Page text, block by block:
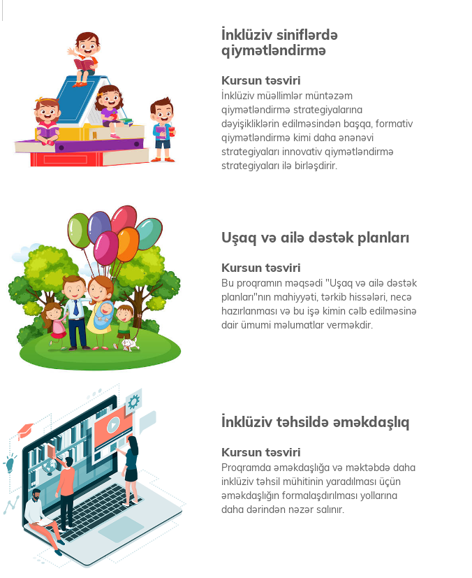
İnklüziv siniflərdə
qiymətləndirmə
Kursun təsviri
İnklüziv müəllimlər müntəzəm
qiymətləndirmə strategiyalarına
dəyişikliklərin edilməsindən başqa, formativ
qiymətləndirmə kimi daha ənənəvi
strategiyaları innovativ qiymətləndirmə
strategiyaları ilə birləşdirir.
Uşaq və ailə dəstək planları
Kursun təsviri
Bu proqramın məqsədi "Uşaq və ailə dəstək
planları"nın mahiyyəti, tərkib hissələri, necə
hazırlanması və bu işə kimin cəlb edilməsinə
dair ümumi məlumatlar verməkdir.
İnklüziv təhsildə əməkdaşlıq
Kursun təsviri
Proqramda əməkdaşlığa və məktəbdə daha
inklüziv təhsil mühitinin yaradılması üçün
əməkdaşlığın formalaşdırılması yollarına
daha dərindən nəzər salınır.